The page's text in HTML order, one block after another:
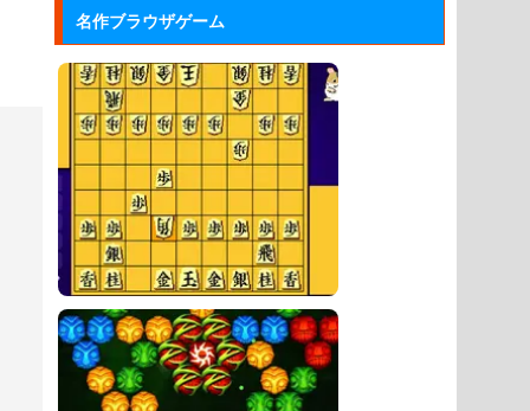
大乱闘スマッシュブラザーズフラ...
任天堂の大乱闘スマッシュブラザーズ
をブラウザゲームで再現した...
名作ブラウザゲーム